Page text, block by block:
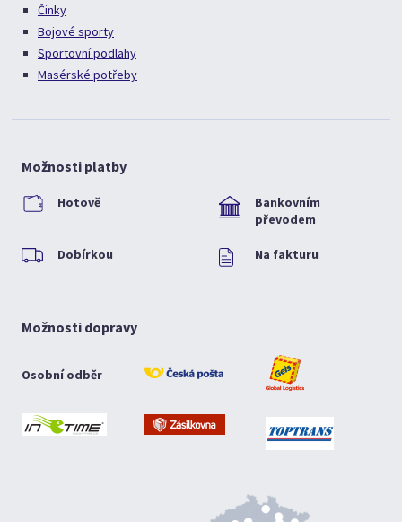
Činky
Bojové sporty
Sportovní podlahy
Masérské potřeby
Možnosti platby
Hotově
Bankovním
převodem
Dobírkou Na fakturu
Možnosti dopravy
Osobní odběr